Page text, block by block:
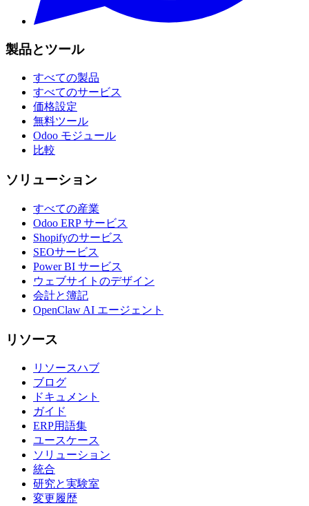
製品とツール
すべての製品
すべてのサービス
価格設定
無料ツール
Odoo モジュール
比較
ソリューション
すべての産業
Odoo ERP サービス
Shopifyのサービス
SEOサービス
Power BI サービス
ウェブサイトのデザイン
会計と簿記
OpenClaw AI エージェント
リソース
リソースハブ
ブログ
ドキュメント
ガイド
ERP用語集
ユースケース
ソリューション
統合
研究と実験室
変更履歴